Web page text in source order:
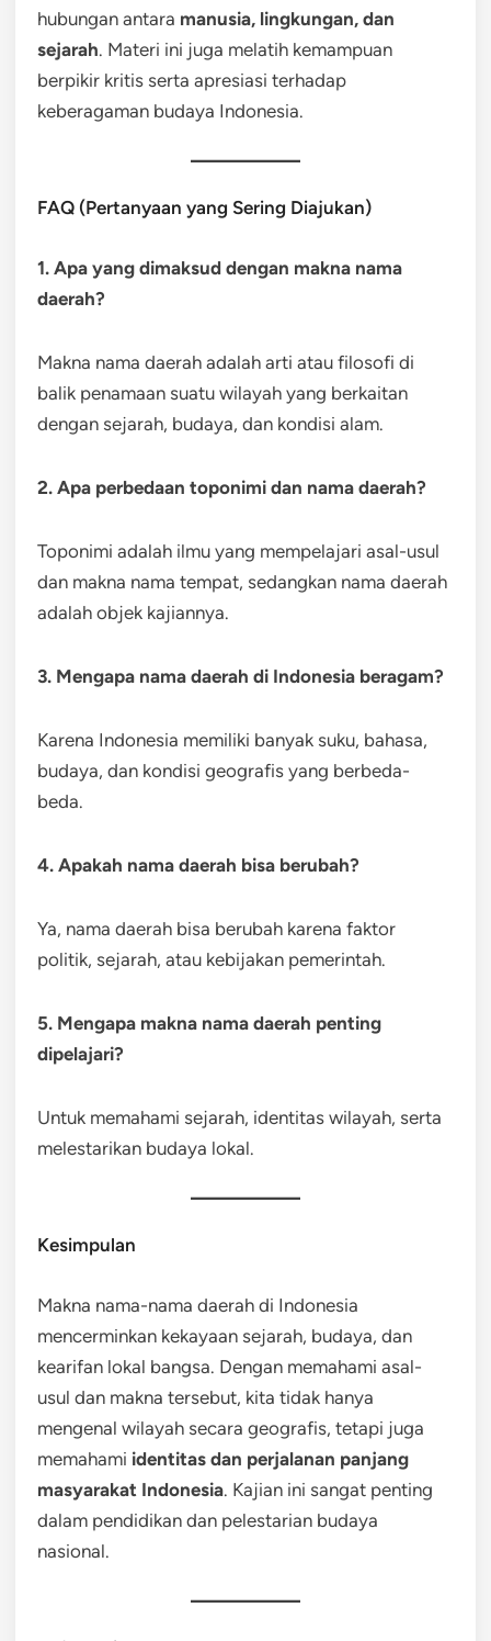
hubungan antara manusia, lingkungan, dan
sejarah. Materi ini juga melatih kemampuan
berpikir kritis serta apresiasi terhadap
keberagaman budaya Indonesia.
FAQ (Pertanyaan yang Sering Diajukan)
1. Apa yang dimaksud dengan makna nama
daerah?
Makna nama daerah adalah arti atau filosofi di
balik penamaan suatu wilayah yang berkaitan
dengan sejarah, budaya, dan kondisi alam.
2. Apa perbedaan toponimi dan nama daerah?
Toponimi adalah ilmu yang mempelajari asal-usul
dan makna nama tempat, sedangkan nama daerah
adalah objek kajiannya.
3. Mengapa nama daerah di Indonesia beragam?
Karena Indonesia memiliki banyak suku, bahasa,
budaya, dan kondisi geografis yang berbeda-
beda.
4. Apakah nama daerah bisa berubah?
Ya, nama daerah bisa berubah karena faktor
politik, sejarah, atau kebijakan pemerintah.
5. Mengapa makna nama daerah penting
dipelajari?
Untuk memahami sejarah, identitas wilayah, serta
melestarikan budaya lokal.
Kesimpulan
Makna nama-nama daerah di Indonesia
mencerminkan kekayaan sejarah, budaya, dan
kearifan lokal bangsa. Dengan memahami asal-
usul dan makna tersebut, kita tidak hanya
mengenal wilayah secara geografis, tetapi juga
memahami identitas dan perjalanan panjang
masyarakat Indonesia. Kajian ini sangat penting
dalam pendidikan dan pelestarian budaya
nasional.